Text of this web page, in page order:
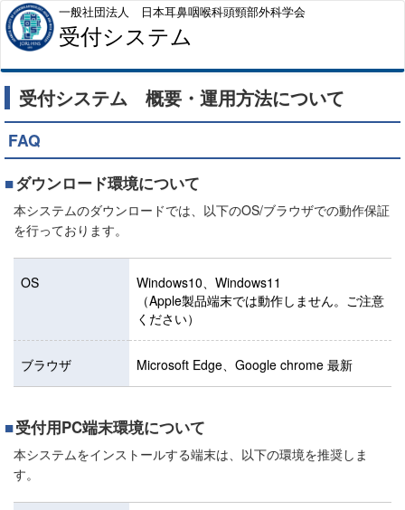
一般社団法人 日本耳鼻咽喉科頭頸部外科学会
受付システム
受付システム 概要・運用方法について
FAQ
ダウンロード環境について
本システムのダウンロードでは、以下のOS/ブラウザでの動作保証
を行っております。
OS
Windows10、Windows11
（Apple製品端末では動作しません。ご注意
ください）
ブラウザ Microsoft Edge、Google chrome 最新
受付用PC端末環境について
本システムをインストールする端末は、以下の環境を推奨しま
す。